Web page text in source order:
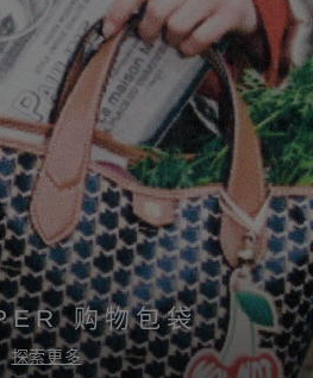
购物包袋
探索更多